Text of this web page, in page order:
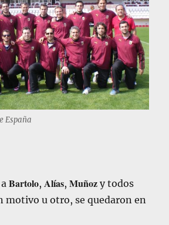
España
aBartolo,Alías,Muñoz y todos
motivo u otro, se quedaron en